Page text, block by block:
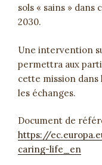
sols « sains » dans
2030.
Une intervention
permettra aux
cette mission
les échanges.
Document de
https://
caring-life_en